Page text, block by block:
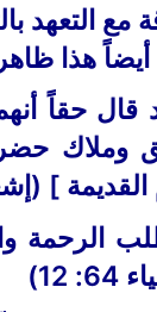
مع التعهد
هذا
قال حقاً
وملاك
القديمة ] (إشعياء
الرحمة
12)